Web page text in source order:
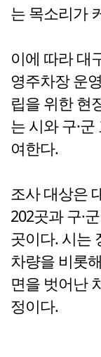
는 목소리가
이에 따라 대
영주차장 운
립을 위한 현
는 시와 구·
여한다.
조사 대상은
202곳과 구·
곳이다. 시는
차량을 비롯
면을 벗어난
정이다.